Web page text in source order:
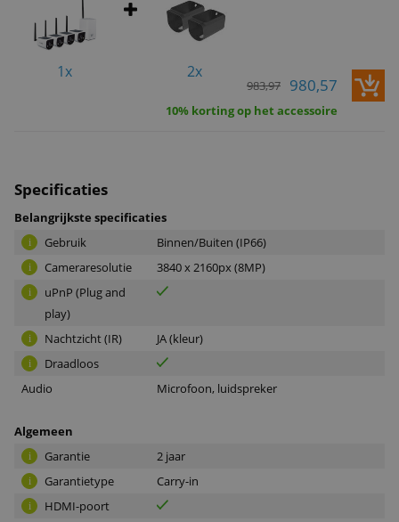
1x 2x
980,57
983,97
10% korting op het accessoire
Specificaties
Belangrijkste specificaties
i Gebruik Binnen/Buiten (IP66)
i Cameraresolutie 3840 x 2160px (8MP)
i
uPnP (Plug and
play)
i Nachtzicht (IR) JA (kleur)
i
Draadloos
Audio
Microfoon, luidspreker
Algemeen
i Garantie 2 jaar
i Garantietype Carry-in
i HDMI-poort